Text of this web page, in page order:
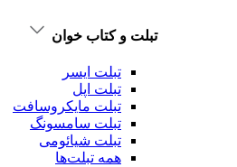
تبلت و کتاب خوان
تبلت ایسر
تبلت اپل
تبلت‌ مایکروسافت
تبلت‌ سامسونگ
تبلت شیائومی
همه تبلت‌ها